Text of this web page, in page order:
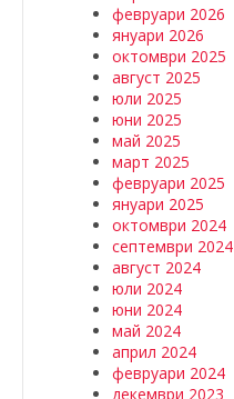
февруари 2026
януари 2026
октомври 2025
август 2025
юли 2025
юни 2025
май 2025
март 2025
февруари 2025
януари 2025
октомври 2024
септември 2024
август 2024
юли 2024
юни 2024
май 2024
април 2024
февруари 2024
декември 2023